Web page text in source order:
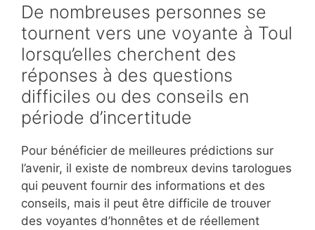
De nombreuses personnes se
tournent vers une voyante à Toul
lorsqu’elles cherchent des
réponses à des questions
difficiles ou des conseils en
période d’incertitude
Pour bénéficier de meilleures prédictions sur
l’avenir, il existe de nombreux devins tarologues
qui peuvent fournir des informations et des
conseils, mais il peut être difficile de trouver
des voyantes d’honnêtes et de réellement